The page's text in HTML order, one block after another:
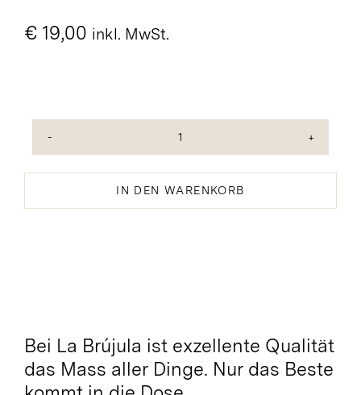
€ 19,00 inkl. MwSt.
Pulpo
Oktopus
in
IN DEN WARENKORB
Bei La Brújula ist exzellente Qualität
das Mass aller Dinge. Nur das Beste